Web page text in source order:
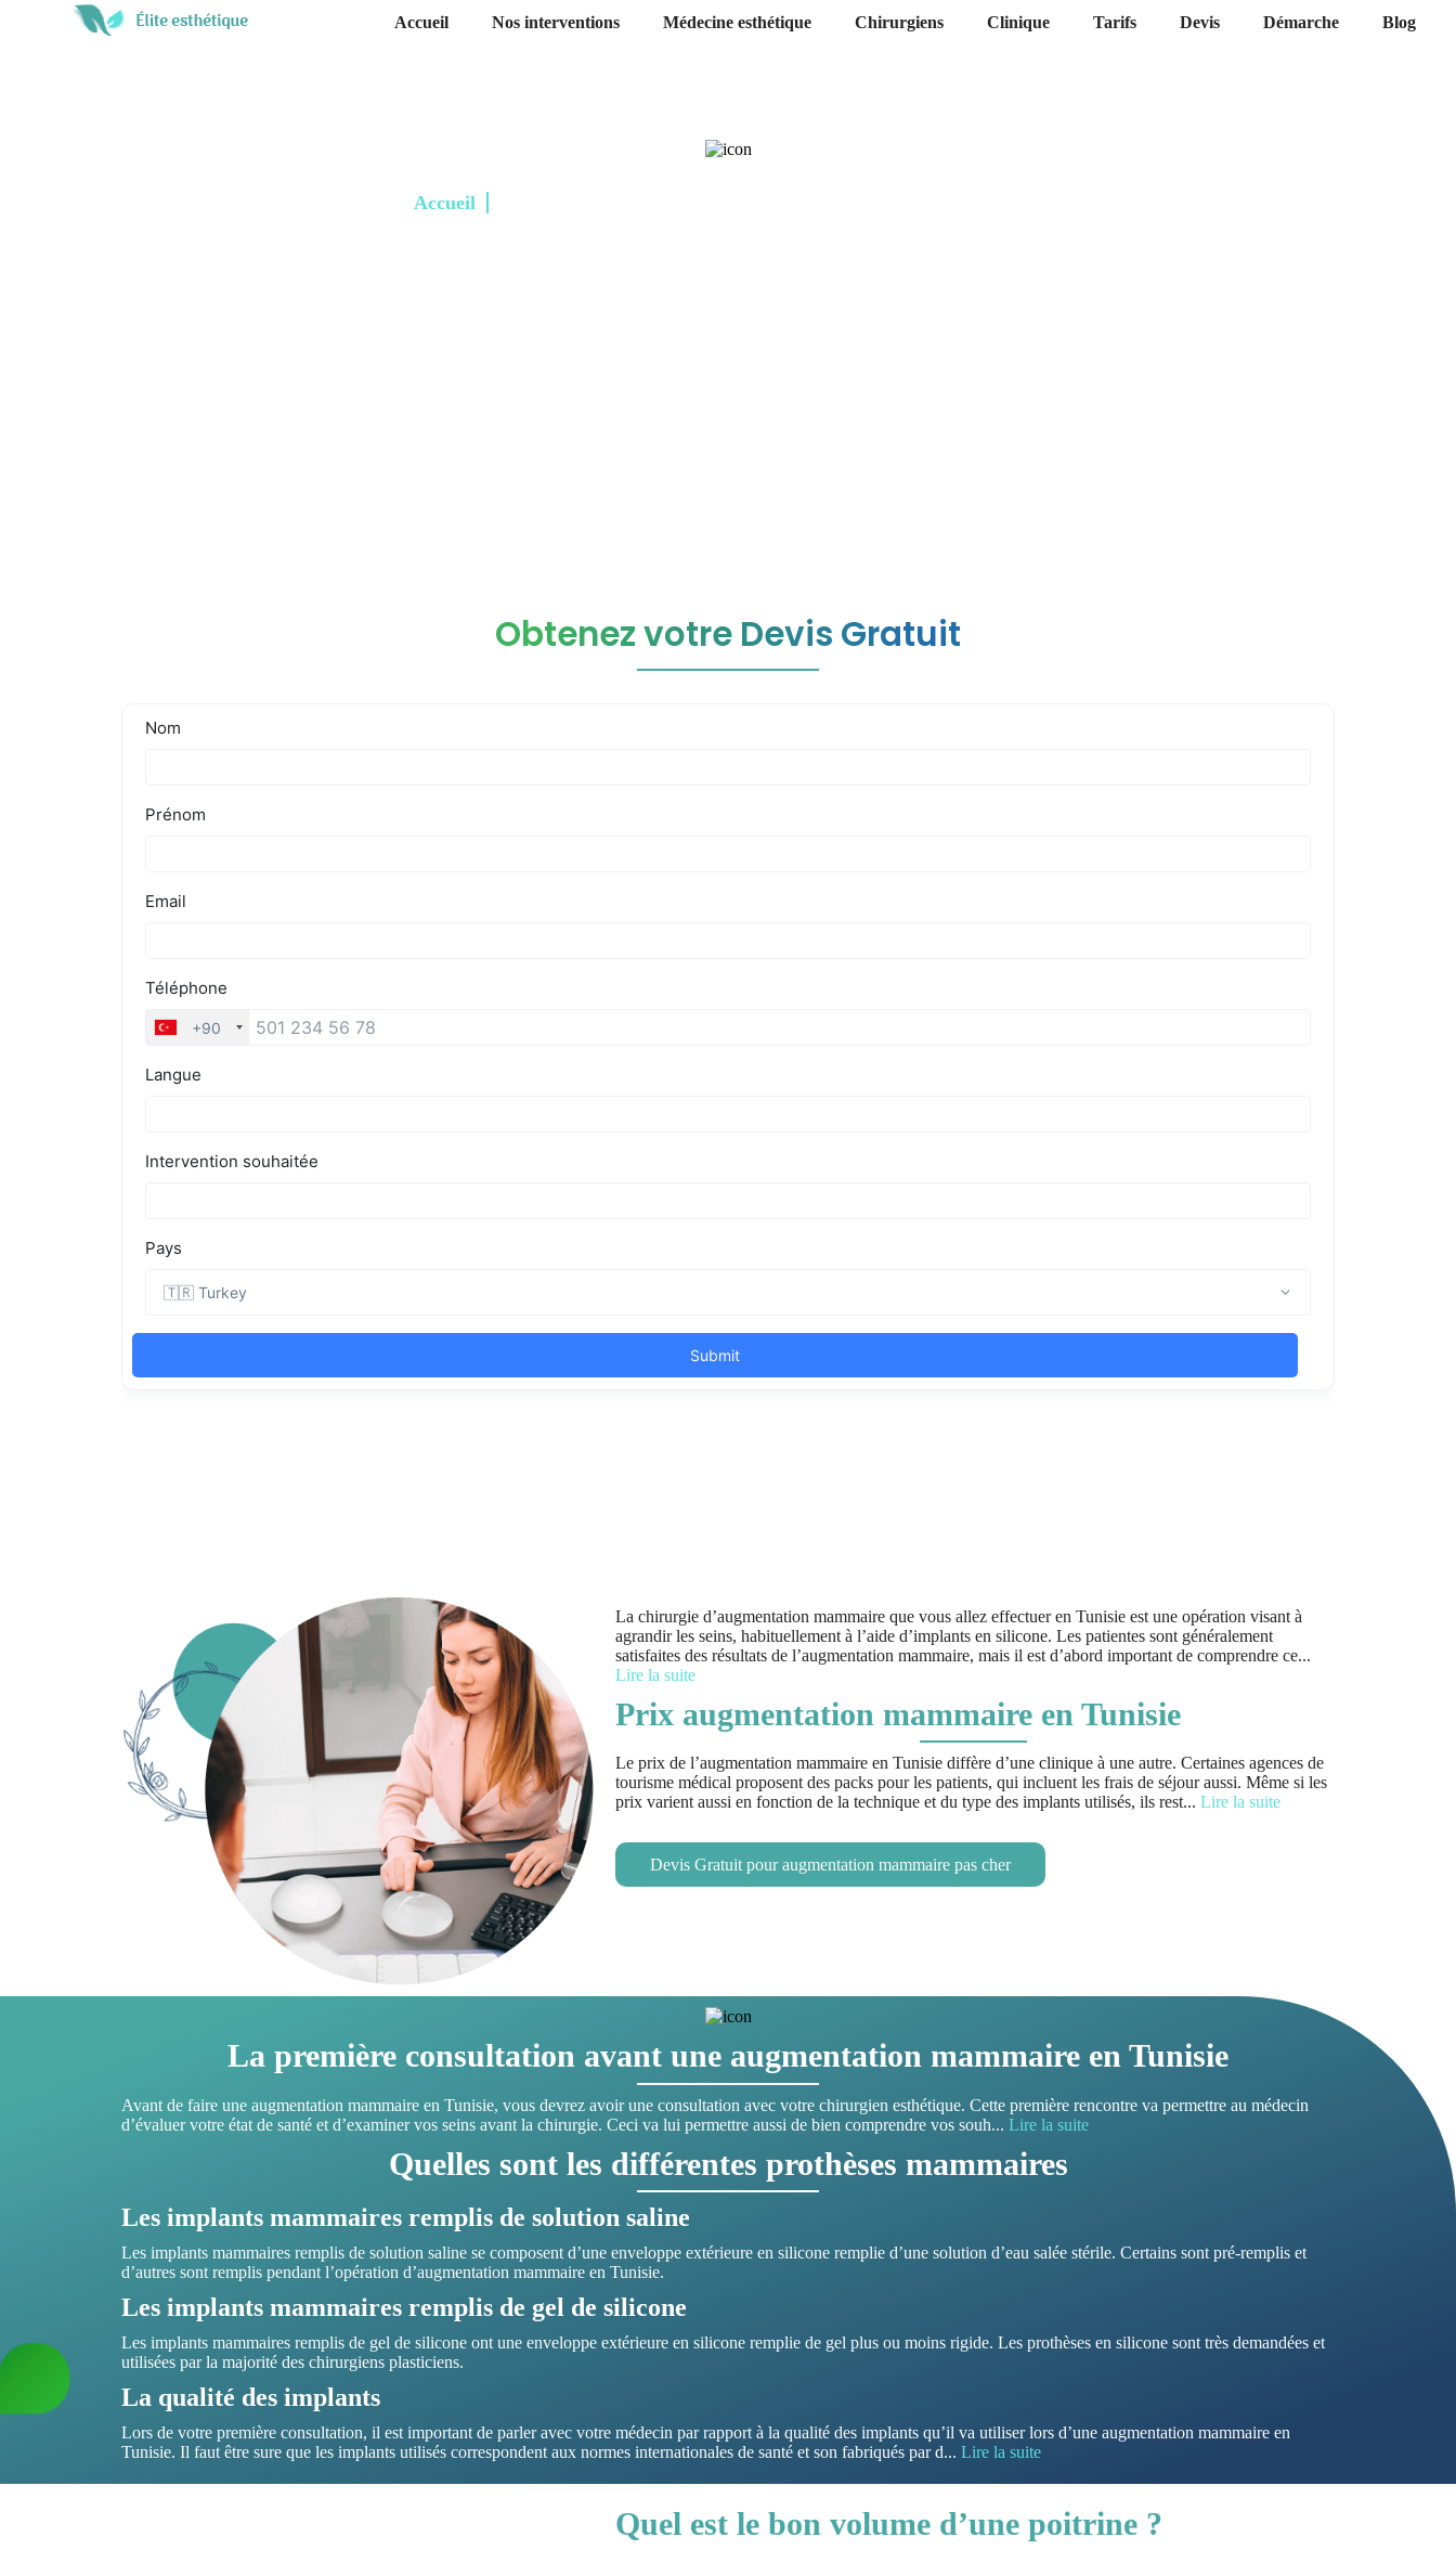
Accueil Nos interventions Médecine esthétique Chirurgiens Clinique Tarifs Devis Démarche Blog
Accueil
Obtenez votre Devis Gratuit
La chirurgie d’augmentation mammaire que vous allez effectuer en Tunisie est une opération visant à
agrandir les seins, habituellement à l’aide d’implants en silicone. Les patientes sont généralement
satisfaites des résultats de l’augmentation mammaire, mais il est d’abord important de comprendre ce...
Lire la suite
Prix augmentation mammaire en Tunisie
Le prix de l’augmentation mammaire en Tunisie diffère d’une clinique à une autre. Certaines agences de
tourisme médical proposent des packs pour les patients, qui incluent les frais de séjour aussi. Même si les
prix varient aussi en fonction de la technique et du type des implants utilisés, ils rest... Lire la suite
Devis Gratuit pour augmentation mammaire pas cher
La première consultation avant une augmentation mammaire en Tunisie
Avant de faire une augmentation mammaire en Tunisie, vous devrez avoir une consultation avec votre chirurgien esthétique. Cette première rencontre va permettre au médecin
d’évaluer votre état de santé et d’examiner vos seins avant la chirurgie. Ceci va lui permettre aussi de bien comprendre vos souh... Lire la suite
Quelles sont les différentes prothèses mammaires
Les implants mammaires remplis de solution saline
Les implants mammaires remplis de solution saline se composent d’une enveloppe extérieure en silicone remplie d’une solution d’eau salée stérile. Certains sont pré-remplis et
d’autres sont remplis pendant l’opération d’augmentation mammaire en Tunisie.
Les implants mammaires remplis de gel de silicone
Les implants mammaires remplis de gel de silicone ont une enveloppe extérieure en silicone remplie de gel plus ou moins rigide. Les prothèses en silicone sont très demandées et
utilisées par la majorité des chirurgiens plasticiens.
La qualité des implants
Lors de votre première consultation, il est important de parler avec votre médecin par rapport à la qualité des implants qu’il va utiliser lors d’une augmentation mammaire en
Tunisie. Il faut être sure que les implants utilisés correspondent aux normes internationales de santé et son fabriqués par d... Lire la suite
Quel est le bon volume d’une poitrine ?